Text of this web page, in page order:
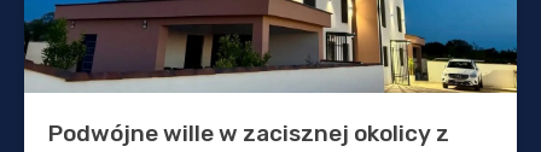
Podwójne wille w zacisznej okolicy z